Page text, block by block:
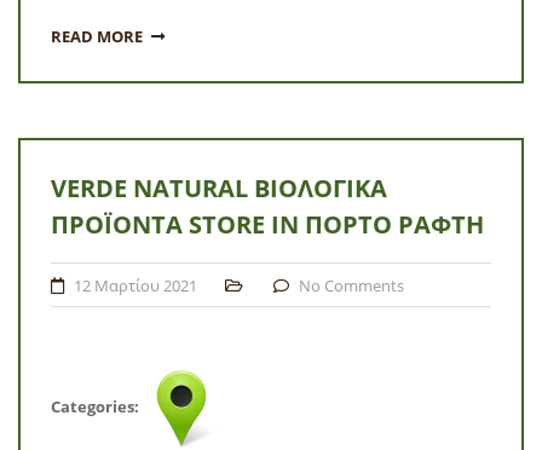
READ MORE
VERDE NATURAL ΒΙΟΛΟΓΙΚΆ
ΠΡΟΪΌΝΤΑ STORE IN ΠΌΡΤΟ ΡΆΦΤΗ
12 Μαρτίου 2021 No Comments
Categories: